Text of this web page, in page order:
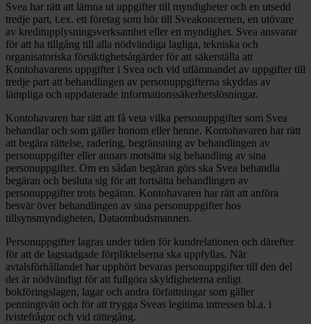
Svea har rätt att lämna ut uppgifter till myndigheter och en utsedd
tredje part, t.ex. ett företag som hör till Sveakoncernen, en utövare
av kreditupplysningsverksamhet eller en myndighet. Svea ansvarar
för att ha tillgång till alla nödvändiga lagliga, tekniska och
organisatoriska försiktighetsåtgärder för att säkerställa att
Kontohavarens uppgifter i Svea och vid utlämnandet av uppgifter till
tredje part att behandlingen av personuppgifterna skyddas av
lämpliga och uppdaterade informationssäkerhetslösningar.
Kontohavaren har rätt att få veta vilka personuppgifter som Svea
behandlar och som gäller honom eller henne. Kontohavaren har rätt
att begära rättelse, radering, begränsning av behandlingen av
personuppgifter eller annars motsätta sig behandling av sina
personuppgifter. Om en sådan begäran görs ska Svea behandla
begäran och besluta sig för att fortsätta behandlingen av
personuppgifter trots begäran. Kontohavaren har rätt att anföra
besvär över behandlingen av sina personuppgifter hos
tillsynsmyndigheten, Dataombudsmannen.
Personuppgifter lagras under tiden för kundrelationen och därefter
för att de lagstadgade förpliktelserna ska uppfyllas. När
avtalsförhållandet har upphört bevaras personuppgifter till den del
det är nödvändigt för att fullgöra skyldigheterna enligt
bokföringslagen, lagar och andra författningar som gäller
penningtvätt och för att trygga Sveas legitima intressen bl.a. i
tvistefrågor och vid rättegång.